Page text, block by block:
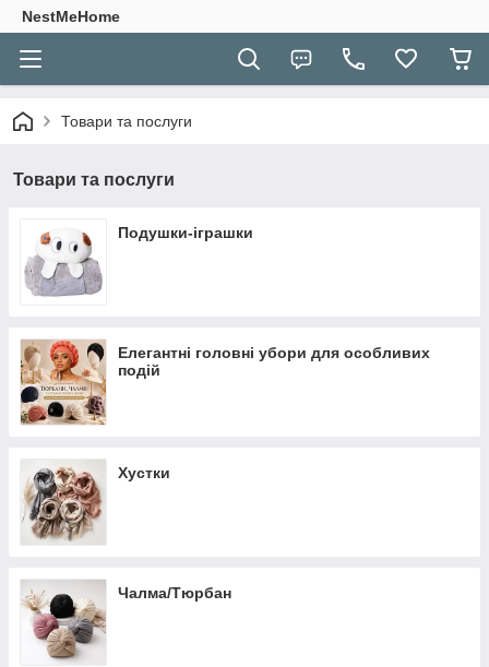
NestMeHome
Товари та послуги
Товари та послуги
Подушки-іграшки
Елегантні головні убори для особливих
подій
Хустки
Чалма/Тюрбан